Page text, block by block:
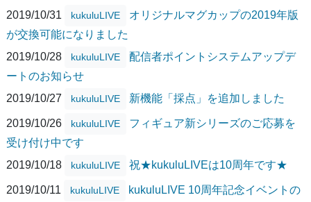
2019/10/31
kukuluLIVE
オリジナルマグカップの2019年版
が交換可能になりました
2019/10/28
kukuluLIVE
配信者ポイントシステムアップデ
ートのお知らせ
2019/10/27
kukuluLIVE 新機能「採点」を追加しました
2019/10/26 kukuluLIVE
フィギュア新シリーズのご応募を
受け付け中です
2019/10/18
kukuluLIVE 祝★kukuluLIVEは10周年です★
2019/10/11 kukuluLIVE
kukuluLIVE 10周年記念イベントの